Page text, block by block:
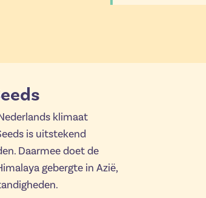
klimaat
is uitstekend
Daarmee doet de
gebergte in Azië,